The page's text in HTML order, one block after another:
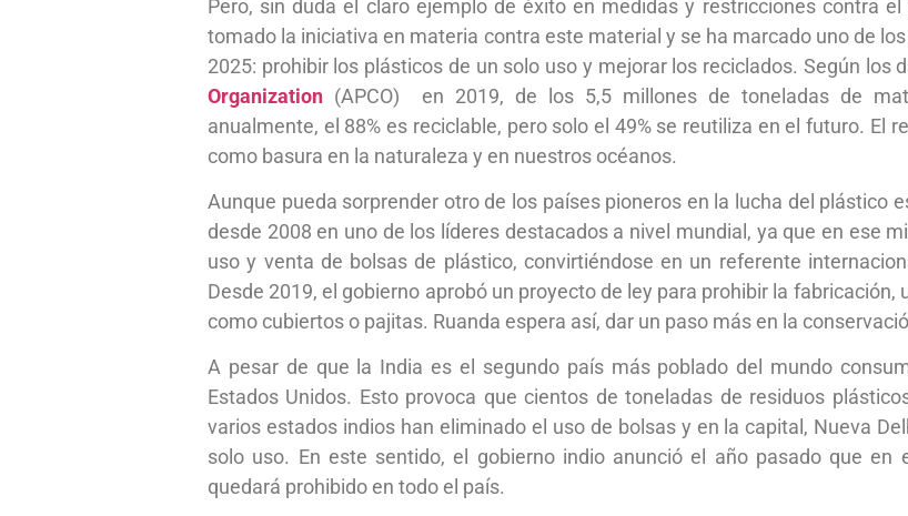
Pero, sin duda el claro ejemplo de éxito en medidas y restricciones contra
tomado la iniciativa en materia contra este material y se ha marcado uno de
2025: prohibir los plásticos de un solo uso y mejorar los reciclados. Según los
Organization (APCO) en 2019, de los 5,5 millones de toneladas de
anualmente, el 88% es reciclable, pero solo el 49% se reutiliza en el futuro. El
como basura en la naturaleza y en nuestros océanos.
Aunque pueda sorprender otro de los países pioneros en la lucha del plástico
desde 2008 en uno de los líderes destacados a nivel mundial, ya que en ese
uso y venta de bolsas de plástico, convirtiéndose en un referente
Desde 2019, el gobierno aprobó un proyecto de ley para prohibir la
como cubiertos o pajitas. Ruanda espera así, dar un paso más en la
A pesar de que la India es el segundo país más poblado del mundo
Estados Unidos. Esto provoca que cientos de toneladas de residuos
varios estados indios han eliminado el uso de bolsas y en la capital, Nueva
solo uso. En este sentido, el gobierno indio anunció el año pasado que en
quedará prohibido en todo el país.